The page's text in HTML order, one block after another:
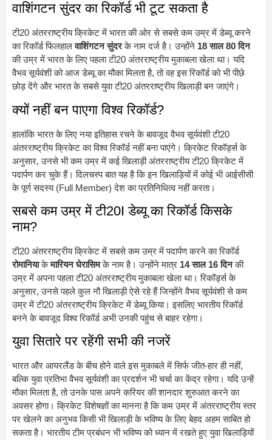
वाशिंगटन सुंदर का रिकॉर्ड भी टूट सकता है
टी20 अंतरराष्ट्रीय क्रिकेट में भारत की ओर से सबसे कम उम्र में डेब्यू करने
का रिकॉर्ड फिलहालवाशिंगटन सुंदरके नाम दर्ज है। उन्होंने 18 साल 80 दिन
की उम्र में भारत के लिए पहला टी20 अंतरराष्ट्रीय मुकाबला खेला था। यदि
वैभव सूर्यवंशी को आज डेब्यू का मौका मिलता है, तो वह इस रिकॉर्ड को भी पीछे
छोड़ देंगे और भारत के सबसे युवा टी20 अंतरराष्ट्रीय खिलाड़ी बन जाएंगे।
क्यों नहीं बन पाएगा विश्व रिकॉर्ड?
हालांकि भारत के लिए नया इतिहास रचने के बावजूद वैभव सूर्यवंशी टी20
अंतरराष्ट्रीय क्रिकेट का विश्व रिकॉर्ड नहीं बना पाएंगे। क्रिकेट रिकॉर्ड्स के
अनुसार, उनसे भी कम उम्र में कई खिलाड़ी अंतरराष्ट्रीय टी20 क्रिकेट में
पदार्पण कर चुके हैं। दिलचस्प बात यह है कि इन खिलाड़ियों में कोई भी आईसीसी
के पूर्ण सदस्य (Full Member) देश का प्रतिनिधित्व नहीं करता।
सबसे कम उम्र में टी20I डेब्यू का रिकॉर्ड किसके
नाम?
टी20 अंतरराष्ट्रीय क्रिकेट में सबसे कम उम्र में पदार्पण करने का रिकॉर्ड
रोमानियाकेमारियन घेरासिमके नाम है। उन्होंने मात्र 14 साल 16 दिनकी
उम्र में अपना पहला टी20 अंतरराष्ट्रीय मुकाबला खेला था। रिकॉर्ड्स के
अनुसार, उनसे पहले कुल नौ खिलाड़ी ऐसे रहे हैं जिन्होंने वैभव सूर्यवंशी से कम
उम्र में टी20 अंतरराष्ट्रीय क्रिकेट में डेब्यू किया। इसलिए भारतीय रिकॉर्ड
बनने के बावजूद विश्व रिकॉर्ड अभी उनकी पहुंच से बाहर रहेगा।
युवा सितारे पर रहेंगी सभी की नजरें
भारत और आयरलैंड के बीच होने वाले इस मुकाबले में सिर्फ जीत-हार ही नहीं,
बल्कि युवा प्रतिभा वैभव सूर्यवंशी का प्रदर्शन भी चर्चा का केंद्र रहेगा। यदि उन्हें
मौका मिलता है, तो उनके पास अपने करियर की शानदार शुरुआत करने का
अवसर होगा। क्रिकेट विशेषज्ञों का मानना है कि कम उम्र में अंतरराष्ट्रीय स्तर
पर खेलने का अनुभव किसी भी खिलाड़ी के भविष्य के लिए बेहद अहम साबित हो
सकता है। भारतीय टीम प्रबंधन भी भविष्य को ध्यान में रखते हुए युवा खिलाड़ियों